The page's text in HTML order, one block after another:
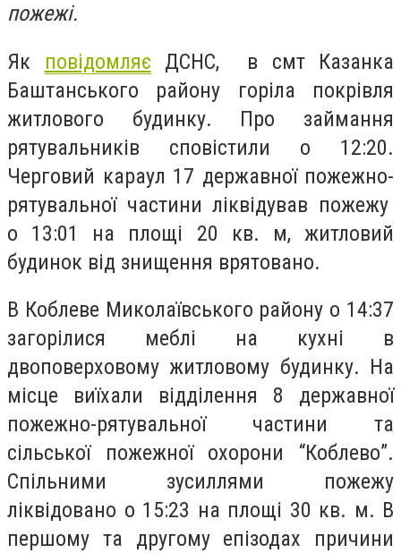
пожежі.
Як повідомляє ДСНС, в смт Казанка
Баштанського району горіла покрівля
житлового будинку. Про займання
рятувальників сповістили о 12:20.
Черговий караул 17 державної пожежно-
рятувальної частини ліквідував пожежу
о 13:01 на площі 20 кв. м, житловий
будинок від знищення врятовано.
В Коблеве Миколаївського району о 14:37
загорілися меблі на кухні в
двоповерховому житловому будинку. На
місце виїхали відділення 8 державної
пожежно-рятувальної частини та
сільської пожежної охорони “Коблево”.
Спільними зусиллями пожежу
ліквідовано о 15:23 на площі 30 кв. м. В
першому та другому епізодах причини